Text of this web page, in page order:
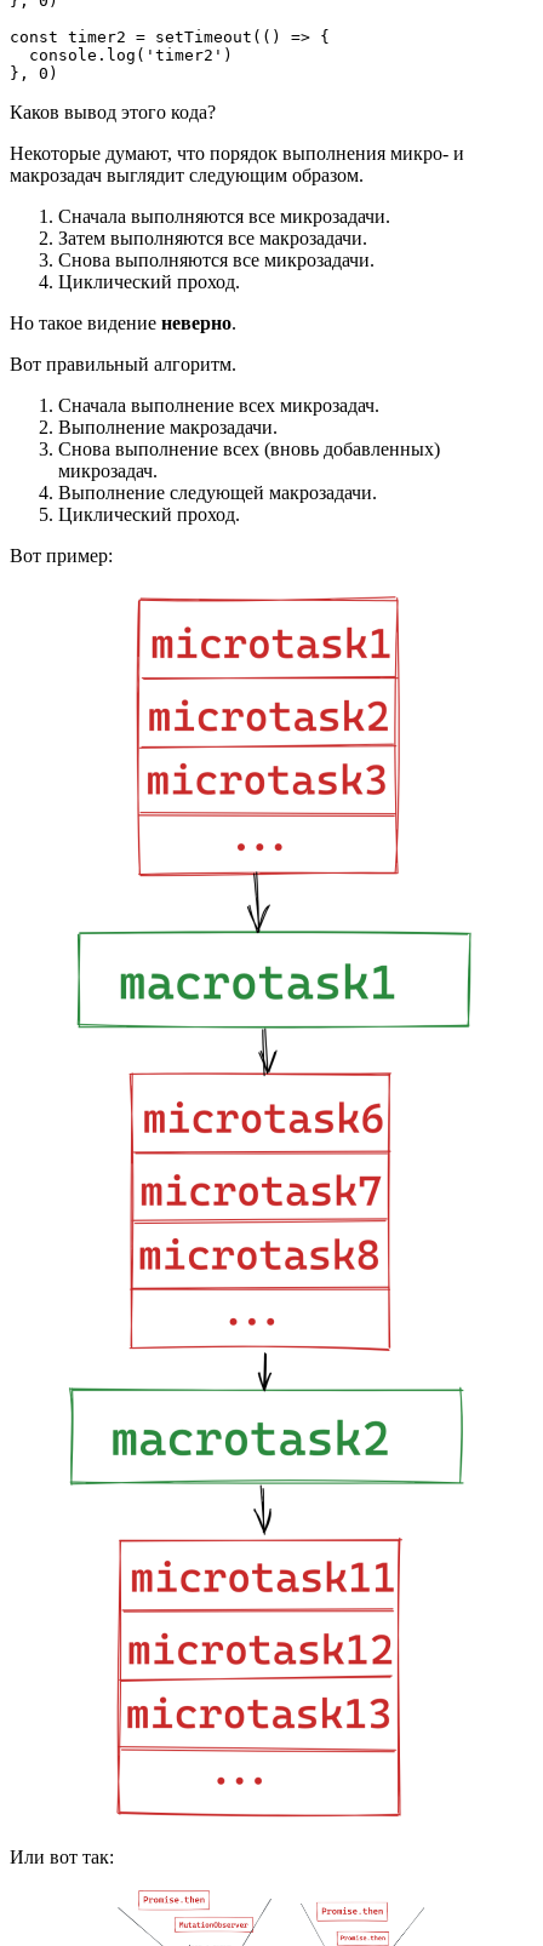
const timer2 = setTimeout(() => {
  console.log('timer2')
}, 0)
Каков вывод этого кода?
Некоторые думают, что порядок выполнения микро- и
макрозадач выглядит следующим образом.
Сначала выполняются все микрозадачи.
Затем выполняются все макрозадачи.
Снова выполняются все микрозадачи.
Циклический проход.
Но такое видение неверно.
Вот правильный алгоритм.
Сначала выполнение всех микрозадач.
Выполнение макрозадачи.
Снова выполнение всех (вновь добавленных)
микрозадач.
Выполнение следующей макрозадачи.
Циклический проход.
Вот пример:
Или вот так: